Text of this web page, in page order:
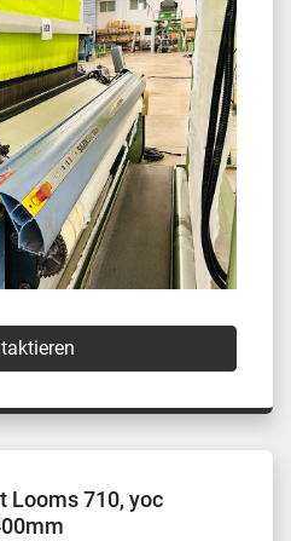
Looms 710, yoc